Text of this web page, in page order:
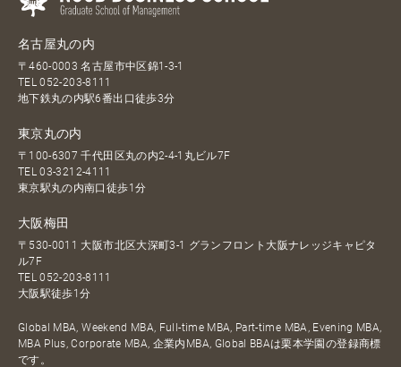
名古屋丸の内
〒460-0003 名古屋市中区錦1-3-1
TEL052-203-8111
地下鉄丸の内駅6番出口徒歩3分
東京丸の内
〒100-6307 千代田区丸の内2-4-1丸ビル7F
TEL03-3212-4111
東京駅丸の内南口徒歩1分
大阪梅田
〒530-0011 大阪市北区大深町3-1 グランフロント大阪ナレッジキャピタ
ル7F
TEL052-203-8111
大阪駅徒歩1分
Global MBA, Weekend MBA, Full-time MBA, Part-time MBA, Evening MBA,
MBA Plus, Corporate MBA, 企業内MBA, Global BBAは栗本学園の登録商標
です。